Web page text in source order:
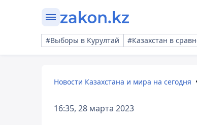
#Выборы в Курултай #Казахстан в
Новости Казахстана и мира на сегодня
16:35, 28 марта 2023